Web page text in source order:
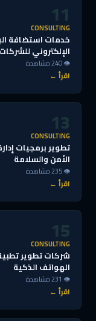
11
CONSULTING
خدمات استضافة
الإلكتروني للشركات
👁 240 مشاهدة
اقرأ ←
13
CONSULTING
تطوير برمجيات
الأمن والسلامة
👁 235 مشاهدة
اقرأ ←
15
CONSULTING
شركات تطوير
الهواتف الذكية
👁 231 مشاهدة
اقرأ ←